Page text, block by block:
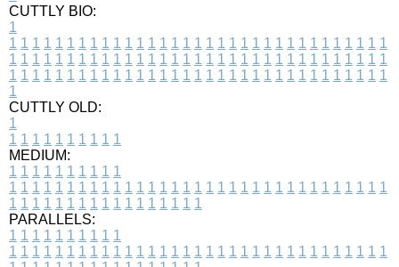
CUTTLY BIO:
1
1 1 1 1 1 1 1 1 1 1 1 1 1 1 1 1 1 1 1 1 1 1 1 1 1 1 1 1 1 1 1 1 1
1 1 1 1 1 1 1 1 1 1 1 1 1 1 1 1 1 1 1 1 1 1 1 1 1 1 1 1 1 1 1 1 1
1 1 1 1 1 1 1 1 1 1 1 1 1 1 1 1 1 1 1 1 1 1 1 1 1 1 1 1 1 1 1 1 1
1
CUTTLY OLD:
1
1 1 1 1 1 1 1 1 1 1
MEDIUM:
1 1 1 1 1 1 1 1 1 1
1 1 1 1 1 1 1 1 1 1 1 1 1 1 1 1 1 1 1 1 1 1 1 1 1 1 1 1 1 1 1 1 1
1 1 1 1 1 1 1 1 1 1 1 1 1 1 1 1 1
PARALLELS:
1 1 1 1 1 1 1 1 1 1
1 1 1 1 1 1 1 1 1 1 1 1 1 1 1 1 1 1 1 1 1 1 1 1 1 1 1 1 1 1 1 1 1